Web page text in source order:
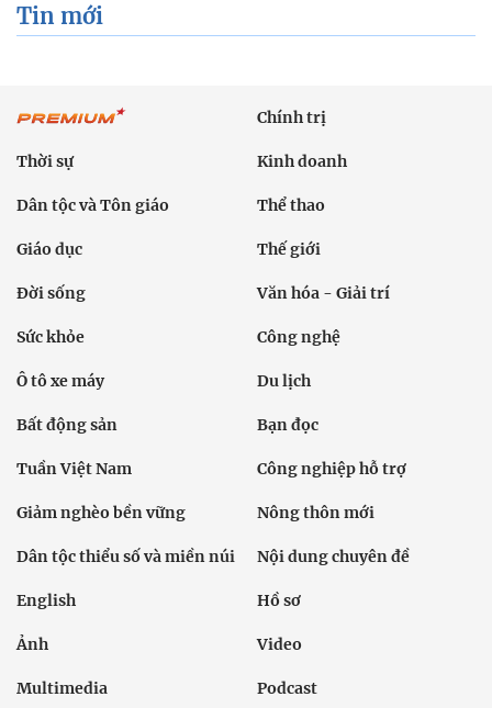
Tin mới
Chính trị
Thời sự Kinh doanh
Dân tộc và Tôn giáo Thể thao
Giáo dục Thế giới
Đời sống Văn hóa - Giải trí
Sức khỏe Công nghệ
Ô tô xe máy Du lịch
Bất động sản Bạn đọc
Tuần Việt Nam Công nghiệp hỗ trợ
Giảm nghèo bền vững Nông thôn mới
Dân tộc thiểu số và miền núi Nội dung chuyên đề
English Hồ sơ
Ảnh Video
Multimedia Podcast